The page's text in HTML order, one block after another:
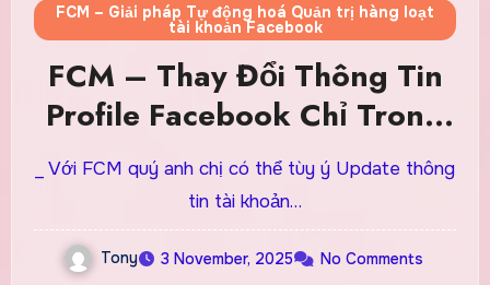
FCM – Giải pháp Tự động hoá Quản trị hàng loạt
tài khoản Facebook
FCM – Thay Đổi Thông Tin
Profile Facebook Chỉ Trong
Vài Click, Dễ Hơn Bao Giờ
Hết
tin tài khoản…
Tony 3 November, 2025 No Comments